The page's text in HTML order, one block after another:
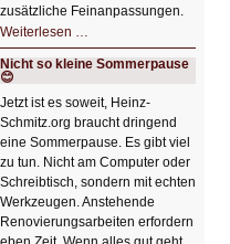
zusätzliche Feinanpassungen.
Weiterlesen …
Bildverschönerung
mit
einem
HIZ606:
Bildverschönerung
mit
einem
Klick
Nicht so kleine Sommerpause
😊
Jetzt ist es soweit, Heinz-
Schmitz.org braucht dringend
eine Sommerpause. Es gibt viel
zu tun. Nicht am Computer oder
Schreibtisch, sondern mit echten
Werkzeugen. Anstehende
Renovierungsarbeiten erfordern